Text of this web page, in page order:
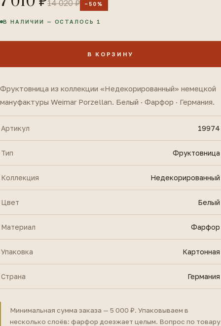
14 020 ₽ −50%
В НАЛИЧИИ — ОСТАЛОСЬ 1
В КОРЗИНУ
Фруктовница из коллекции «Недекорированный» немецкой
мануфактуры Weimar Porzellan. Белый · Фарфор · Германия.
Артикул 19974
Тип Фруктовница
Коллекция Недекорированный
Цвет Белый
Материал Фарфор
Упаковка Картонная
Страна Германия
Минимальная сумма заказа — 5 000 ₽. Упаковываем в
несколько слоёв: фарфор доезжает целым. Вопрос по товару